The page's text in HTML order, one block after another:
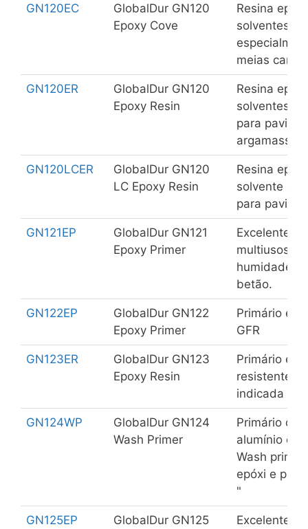
GN120EC
GlobalDur GN120
Epoxy Cove
Resina
solventes,
meias
GN120ER
GlobalDur GN120
Epoxy Resin
Resina
solventes
para
argamassas.
GN120LCER
GlobalDur GN120
LC Epoxy Resin
Resina
solvente
para
GN121EP
GlobalDur GN121
Epoxy Primer
Excelente
multiusos
humidade.
betão.
GN122EP
GlobalDur GN122
Epoxy Primer
Primário
GFR
GN123ER
GlobalDur GN123
Epoxy Resin
Primário
resistente
indicada
GN124WP
GlobalDur GN124
Wash Primer
Primário de
alumínio e
Wash
epóxi e
"
GN125EP
GlobalDur GN125
Excelente